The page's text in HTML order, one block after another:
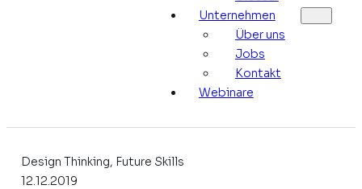
Unternehmen
Über uns
Jobs
Kontakt
Webinare
Design Thinking, Future Skills
12.12.2019